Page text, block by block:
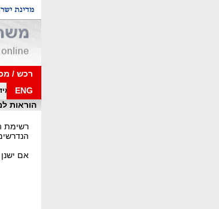
רכש /
ENG
דף בית>
הוראות
רשימת
אם ישנן